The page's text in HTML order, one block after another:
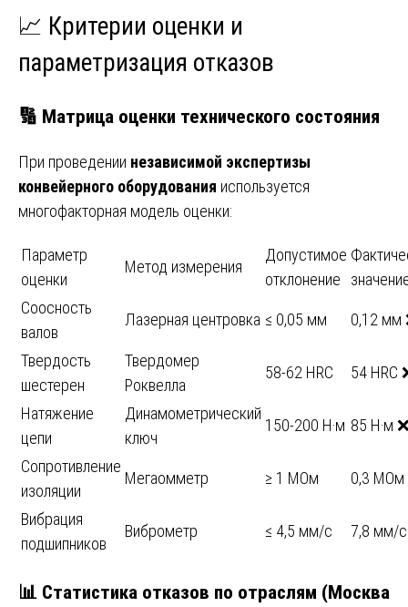
📈 Критерии оценки и
параметризация отказов
🔢 Матрица оценки технического состояния
При проведении независимой экспертизы
конвейерного оборудования используется
многофакторная модель оценки:
Параметр
оценки
Метод измерения
Допустимое
отклонение
Соосность
валов
Лазерная центровка ≤ 0,05 мм 0,12 мм
Твердость
шестерен
Твердомер
Роквелла
58-62 HRC 54 HRC
Натяжение
цепи
Динамометрический
ключ
150-200 Н·м 85 Н·м
Сопротивление
изоляции
Мегаомметр ≥ 1 МОм 0,3 МОм
Вибрация
подшипников
Виброметр ≤ 4,5 мм/с 7,8 мм/
📊 Статистика отказов по отраслям (Москва